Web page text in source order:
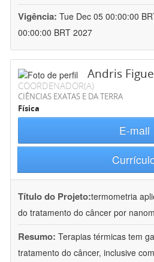
Vigência: Tue Dec 05 00:00:00
00:00:00 BRT 2027
Andris
COORDENADOR(A)
CIÊNCIAS EXATAS E DA TERRA
Física
E-mail
Título do Projeto:termometria
do tratamento do câncer por
Resumo: Terapias térmicas tem
tratamento do câncer, inclusive